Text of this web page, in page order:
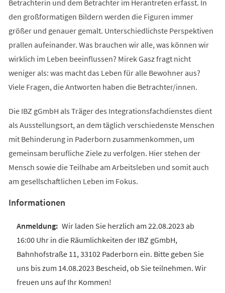
Betrachterin und dem Betrachter im Herantreten erfasst. In
den großformatigen Bildern werden die Figuren immer
größer und genauer gemalt. Unterschiedlichste Perspektiven
prallen aufeinander. Was brauchen wir alle, was können wir
wirklich im Leben beeinflussen? Mirek Gasz fragt nicht
weniger als: was macht das Leben für alle Bewohner aus?
Viele Fragen, die Antworten haben die Betrachter/innen.
Die IBZ gGmbH als Träger des Integrationsfachdienstes dient
als Ausstellungsort, an dem täglich verschiedenste Menschen
mit Behinderung in Paderborn zusammenkommen, um
gemeinsam berufliche Ziele zu verfolgen. Hier stehen der
Mensch sowie die Teilhabe am Arbeitsleben und somit auch
am gesellschaftlichen Leben im Fokus.
Informationen
Wir laden Sie herzlich am 22.08.2023 ab
16:00 Uhr in die Räumlichkeiten der IBZ gGmbH,
Bahnhofstraße 11, 33102 Paderborn ein. Bitte geben Sie
uns bis zum 14.08.2023 Bescheid, ob Sie teilnehmen. Wir
freuen uns auf Ihr Kommen!